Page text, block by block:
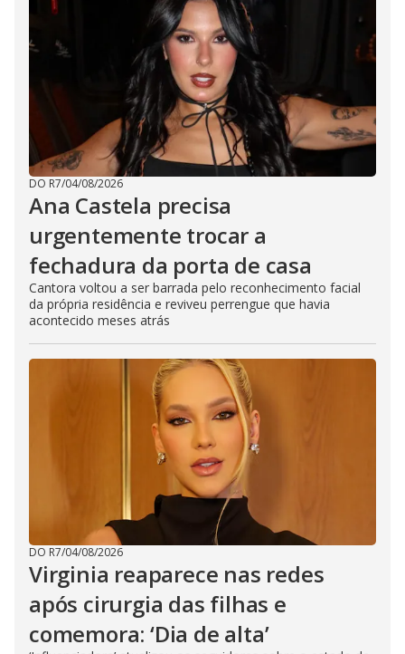
DO R7/04/08/2026
Ana Castela precisa
urgentemente trocar a
fechadura da porta de casa
Cantora voltou a ser barrada pelo reconhecimento facial
da própria residência e reviveu perrengue que havia
acontecido meses atrás
DO R7/04/08/2026
Virginia reaparece nas redes
após cirurgia das filhas e
comemora: ‘Dia de alta’